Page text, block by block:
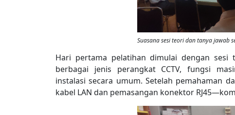
Suasana sesi teori dan tanya jawab
Hari pertama pelatihan dimulai dengan sesi
berbagai jenis perangkat CCTV, fungsi
instalasi secara umum. Setelah pemahaman
kabel LAN dan pemasangan konektor